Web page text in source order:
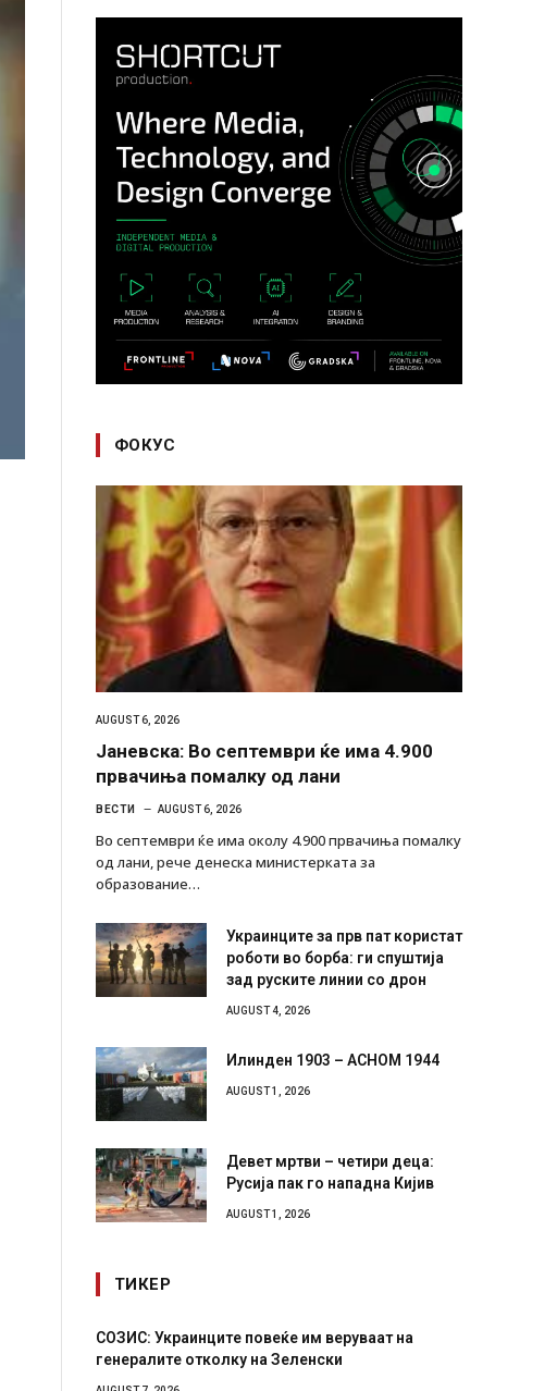
Јаневска: Во септември ќе има 4.900
Во септември ќе има околу 4.900 првачиња помалку
од лани, рече денеска министерката за
Украинците за прв пат користат
роботи во борба: ги спуштија
Девет мртви – четири деца:
Рачна бомба експлодира пред зграда во